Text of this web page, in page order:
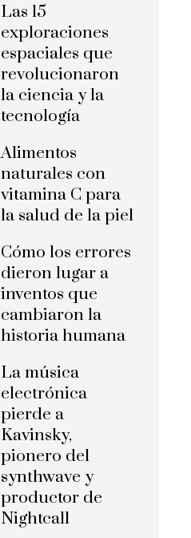
Las 15
exploraciones
espaciales que
revolucionaron
la ciencia y la
tecnología
Alimentos
naturales con
vitamina C para
la salud de la piel
Cómo los errores
dieron lugar a
inventos que
cambiaron la
historia humana
La música
electrónica
pierde a
Kavinsky,
pionero del
synthwave y
productor de
Nightcall